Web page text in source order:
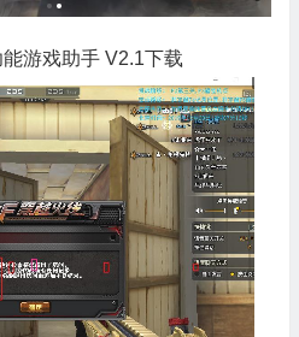
游戏助手 V2.1下载